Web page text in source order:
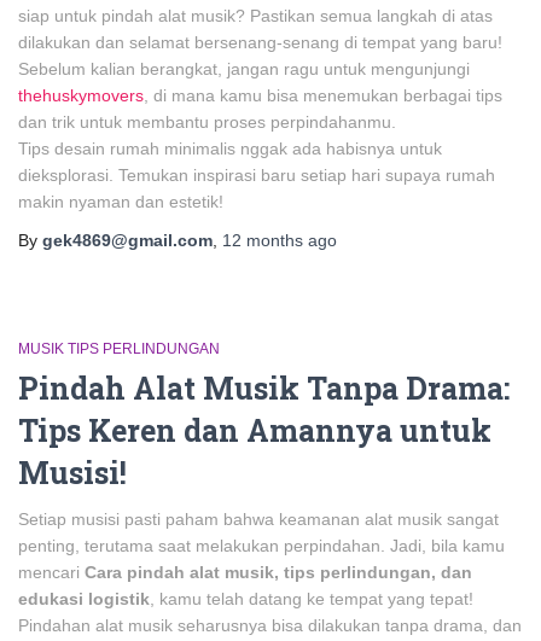
siap untuk pindah alat musik? Pastikan semua langkah di atas
dilakukan dan selamat bersenang-senang di tempat yang baru!
Sebelum kalian berangkat, jangan ragu untuk mengunjungi
thehuskymovers , di mana kamu bisa menemukan berbagai tips
dan trik untuk membantu proses perpindahanmu.
Tips desain rumah minimalis nggak ada habisnya untuk
dieksplorasi. Temukan inspirasi baru setiap hari supaya rumah
makin nyaman dan estetik!
By gek4869@gmail.com 12 months ago
MUSIK TIPS PERLINDUNGAN
Pindah Alat Musik Tanpa Drama:
Tips Keren dan Amannya untuk
Musisi!
Setiap musisi pasti paham bahwa keamanan alat musik sangat
penting, terutama saat melakukan perpindahan. Jadi, bila kamu
mencari Cara pindah alat musik, tips perlindungan, dan
edukasi logistik , kamu telah datang ke tempat yang tepat!
Pindahan alat musik seharusnya bisa dilakukan tanpa drama, dan